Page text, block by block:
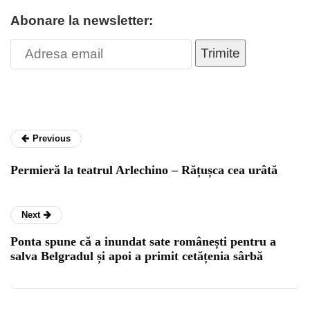
Abonare la newsletter:
Trimite
Previous
Permieră la teatrul Arlechino – Rățușca cea urâtă
Next
Ponta spune că a inundat sate românești pentru a
salva Belgradul și apoi a primit cetățenia sârbă